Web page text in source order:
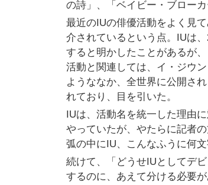
の詩」、「ベイビー・ブロー
最近のIUの俳優活動をよく見
介されているという点。IUは
すると明かしたことがあるが
活動と関連しては、イ・ジウ
ようななか、全世界に公開さ
れており、目を引いた。
IUは、活動名を統一した理由
やっていたが、やたらに記者
弧の中にIU、こんなふうに何
続けて、「どうせIUとしてデ
するのに、あえて分ける必要